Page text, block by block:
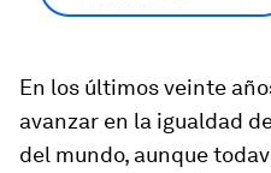
En los últimos veinte
avanzar en la igualdad
del mundo, aunque